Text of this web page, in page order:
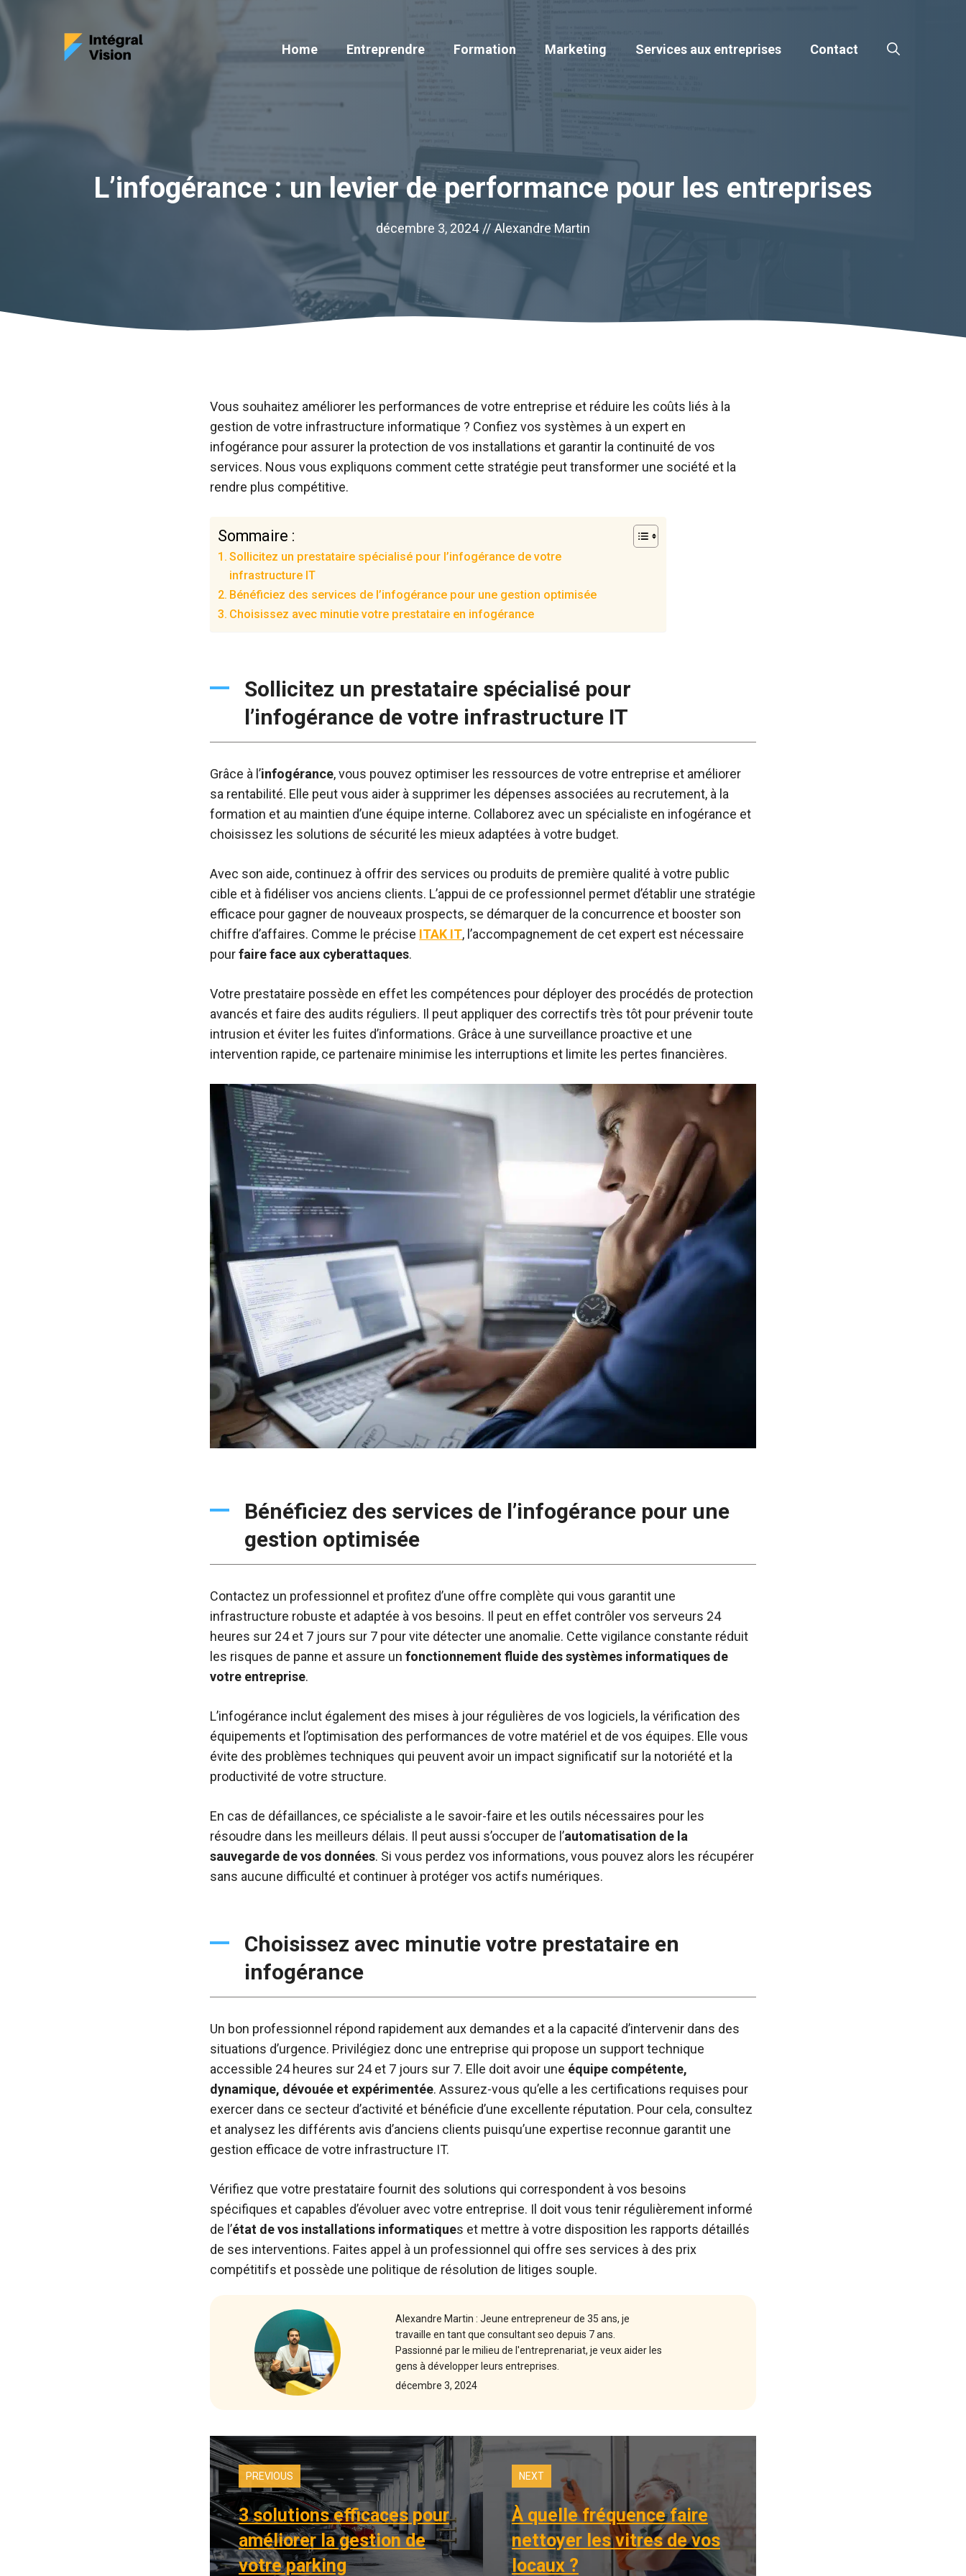
Home Entreprendre Formation Marketing Services aux entreprises Contact
L’infogérance : un levier de performance pour les entreprises
décembre 3, 2024 // Alexandre Martin
Vous souhaitez améliorer les performances de votre entreprise et réduire les coûts liés à la
gestion de votre infrastructure informatique ? Confiez vos systèmes à un expert en
infogérance pour assurer la protection de vos installations et garantir la continuité de vos
services. Nous vous expliquons comment cette stratégie peut transformer une société et la
rendre plus compétitive.
Sommaire :
Sollicitez un prestataire spécialisé pour l’infogérance de votre
infrastructure IT
Bénéficiez des services de l’infogérance pour une gestion optimisée
Choisissez avec minutie votre prestataire en infogérance
Sollicitez un prestataire spécialisé pour
l’infogérance de votre infrastructure IT
Grâce à l’infogérance, vous pouvez optimiser les ressources de votre entreprise et améliorer
sa rentabilité. Elle peut vous aider à supprimer les dépenses associées au recrutement, à la
formation et au maintien d’une équipe interne. Collaborez avec un spécialiste en infogérance et
choisissez les solutions de sécurité les mieux adaptées à votre budget.
Avec son aide, continuez à offrir des services ou produits de première qualité à votre public
cible et à fidéliser vos anciens clients. L’appui de ce professionnel permet d’établir une stratégie
efficace pour gagner de nouveaux prospects, se démarquer de la concurrence et booster son
chiffre d’affaires. Comme le précise ITAK IT, l’accompagnement de cet expert est nécessaire
pourfaire face aux cyberattaques.
Votre prestataire possède en effet les compétences pour déployer des procédés de protection
avancés et faire des audits réguliers. Il peut appliquer des correctifs très tôt pour prévenir toute
intrusion et éviter les fuites d’informations. Grâce à une surveillance proactive et une
intervention rapide, ce partenaire minimise les interruptions et limite les pertes financières.
Bénéficiez des services de l’infogérance pour une
gestion optimisée
Contactez un professionnel et profitez d’une offre complète qui vous garantit une
infrastructure robuste et adaptée à vos besoins. Il peut en effet contrôler vos serveurs 24
heures sur 24 et 7 jours sur 7 pour vite détecter une anomalie. Cette vigilance constante réduit
les risques de panne et assure un fonctionnement fluide des systèmes informatiques de
votre entreprise.
L’infogérance inclut également des mises à jour régulières de vos logiciels, la vérification des
équipements et l’optimisation des performances de votre matériel et de vos équipes. Elle vous
évite des problèmes techniques qui peuvent avoir un impact significatif sur la notoriété et la
productivité de votre structure.
En cas de défaillances, ce spécialiste a le savoir-faire et les outils nécessaires pour les
résoudre dans les meilleurs délais. Il peut aussi s’occuper de l’automatisation de la
sauvegarde de vos données. Si vous perdez vos informations, vous pouvez alors les récupérer
sans aucune difficulté et continuer à protéger vos actifs numériques.
Choisissez avec minutie votre prestataire en
infogérance
Un bon professionnel répond rapidement aux demandes et a la capacité d’intervenir dans des
situations d’urgence. Privilégiez donc une entreprise qui propose un support technique
accessible 24 heures sur 24 et 7 jours sur 7. Elle doit avoir une équipe compétente,
dynamique, dévouée et expérimentée. Assurez-vous qu’elle a les certifications requises pour
exercer dans ce secteur d’activité et bénéficie d’une excellente réputation. Pour cela, consultez
et analysez les différents avis d’anciens clients puisqu’une expertise reconnue garantit une
gestion efficace de votre infrastructure IT.
Vérifiez que votre prestataire fournit des solutions qui correspondent à vos besoins
spécifiques et capables d’évoluer avec votre entreprise. Il doit vous tenir régulièrement informé
de l’état de vos installations informatiques et mettre à votre disposition les rapports détaillés
de ses interventions. Faites appel à un professionnel qui offre ses services à des prix
compétitifs et possède une politique de résolution de litiges souple.
Alexandre Martin : Jeune entrepreneur de 35 ans, je
travaille en tant que consultant seo depuis 7 ans.
Passionné par le milieu de l'entreprenariat, je veux aider les
gens à développer leurs entreprises.
décembre 3, 2024
PREVIOUS
3 solutions efficaces pour
améliorer la gestion de
votre parking
NEXT
À quelle fréquence faire
nettoyer les vitres de vos
locaux ?